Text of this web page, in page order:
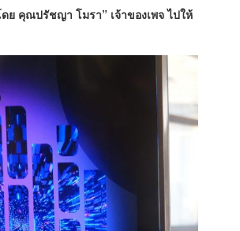
คุณปรัชญา โมรา” เจ้าของเพจ ไปให้